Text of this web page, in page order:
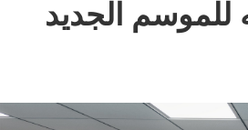
للموسم الجديد